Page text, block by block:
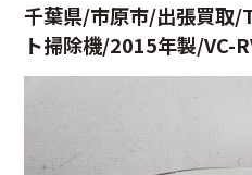
千葉県/市原市/出張買取/
ト掃除機/2015年製/VC-